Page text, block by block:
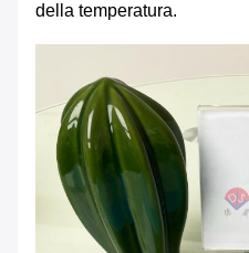
della temperatura.